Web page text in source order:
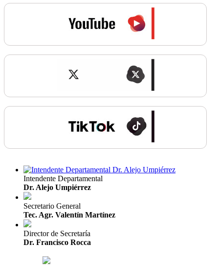
Intendente Departamental
Dr. Alejo Umpiérrez
Secretario General
Tec. Agr. Valentín Martínez
Director de Secretaría
Dr. Francisco Rocca